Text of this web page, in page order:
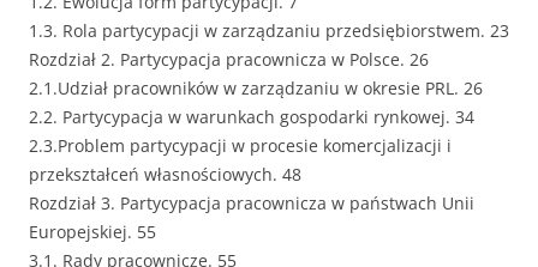
1.3. Rola partycypacji w zarządzaniu przedsiębiorstwem. 23
Rozdział 2. Partycypacja pracownicza w Polsce. 26
2.1.Udział pracowników w zarządzaniu w okresie PRL. 26
2.2. Partycypacja w warunkach gospodarki rynkowej. 34
2.3.Problem partycypacji w procesie komercjalizacji i
przekształceń własnościowych. 48
Rozdział 3. Partycypacja pracownicza w państwach Unii
Europejskiej. 55
3.1. Rady pracownicze. 55